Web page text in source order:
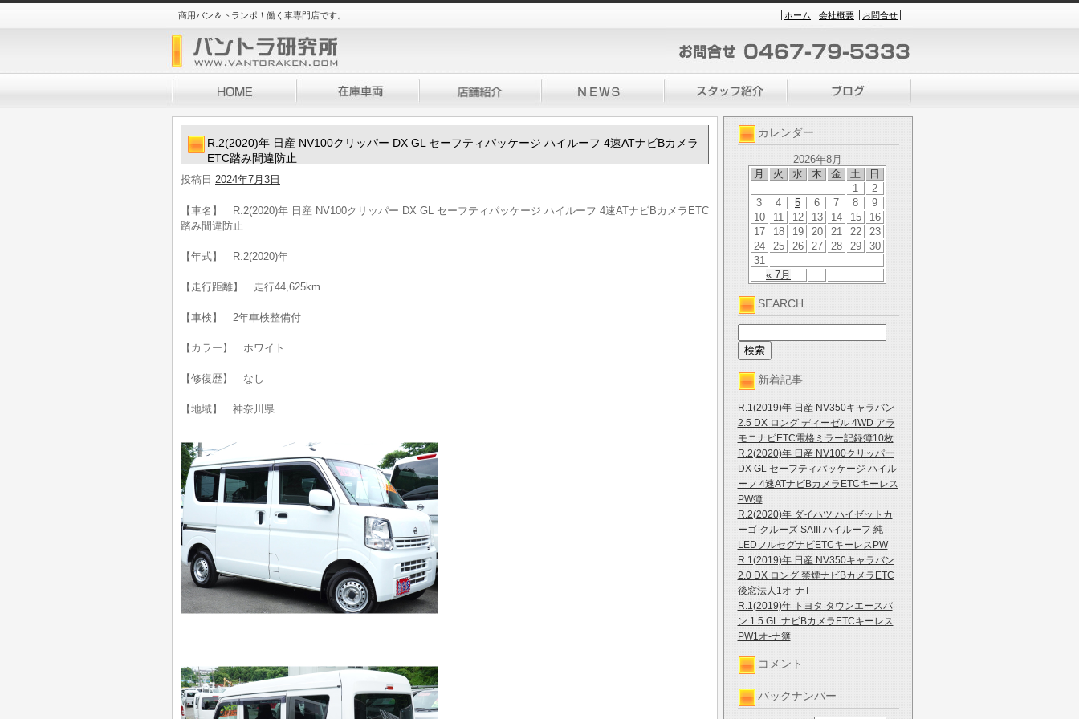
商用バン＆トランポ！働く車専門店です。 ホーム 会社概要 お問合せ
カレンダー
2026年8月
月
火 水 木 金 土 日
« 7月
1
2
3
4 5 6 7 8
9
10
11 12 13 14 15
16
17
18 19 20 21 22
23
24
25 26 27 28 29
30
31
SEARCH
新着記事
R.1(2019)年 日産 NV350キャラバン
2.5 DX ロング ディーゼル 4WD アラ
モニナビETC電格ミラー記録簿10枚
R.2(2020)年 日産 NV100クリッパー
DX GL セーフティパッケージ ハイル
ーフ 4速ATナビBカメラETCキーレス
PW簿
R.2(2020)年 ダイハツ ハイゼットカ
ーゴ クルーズ SAIII ハイルーフ 純
LEDフルセグナビETCキーレスPW
R.1(2019)年 日産 NV350キャラバン
2.0 DX ロング 禁煙ナビBカメラETC
後窓法人1オ-ナT
R.1(2019)年 トヨタ タウンエースバ
ン 1.5 GL ナビBカメラETCキーレス
PW1オ-ナ簿
コメント
バックナンバー
R.2(2020)年 日産 NV100クリッパー DX GL セーフティパッケージ ハイルーフ 4速ATナビBカメラ
ETC踏み間違防止
投稿日 2024年7月3日
【車名】 R.2(2020)年 日産 NV100クリッパー DX GL セーフティパッケージ ハイルーフ 4速ATナビBカメラETC
踏み間違防止
【年式】 R.2(2020)年
【走行距離】 走行44,625km
【車検】 2年車検整備付
【カラー】 ホワイト
【修復歴】 なし
【地域】 神奈川県